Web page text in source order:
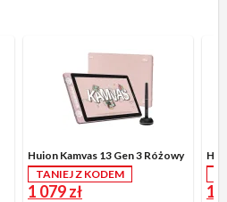
Huion Kamvas 13 Gen 3 Różowy
TANIEJ Z KODEM
1 079 zł